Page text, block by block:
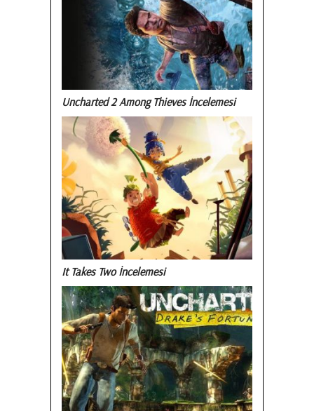
Uncharted 2 Among Thieves İncelemesi
It Takes Two İncelemesi